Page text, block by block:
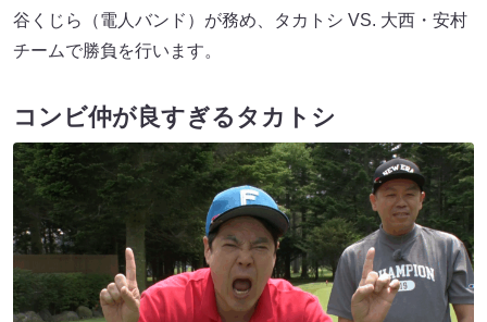
谷くじら（電人バンド）が務め、タカトシ VS. 大西・安村
チームで勝負を行います。
コンビ仲が良すぎるタカトシ